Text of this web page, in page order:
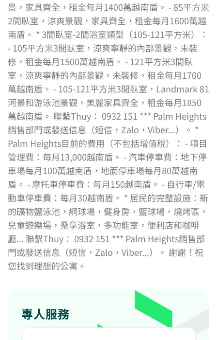
景，家具齊全，租金每月1400萬越南盾。 - 85平方米
2間臥室，涼爽景觀，家具齊全，租金每月1600萬越
南盾。 * 3間臥室-2間浴室類型（105-121平方米）：
- 105平方米3間臥室，涼爽寧靜的內部景觀，未裝
修，租金每月1500萬越南盾。 - 121平方米3間臥
室，涼爽寧靜的內部景觀，未裝修，租金每月1700
萬越南盾。 - 105-121平方米3間臥室，Landmark 81
河景和游泳池景觀，美麗家具齊全，租金每月1850
萬越南盾。 聯繫Thuy： 0932 151 *** Palm Heights
銷售部門或發送信息（短信，Zalo，Viber...）。 *
Palm Heights目前的費用（不包括增值稅）： - 項目
管理費：每月13,000越南盾。 - 汽車停車費：地下停
車場每月100萬越南盾，地面停車場每月80萬越南
盾。 - 摩托車停車費：每月150越南盾。 - 自行車/電
動車停車費：每月30越南盾。 * 居民的完整設施：新
的礦物鹽泳池，網球場，健身房，籃球場，燒烤區，
兒童遊樂場，桑拿浴室，多功能室，便利店和咖啡
廳... 聯繫Thuy： 0932 151 *** Palm Heights銷售部
門或發送信息（短信，Zalo，Viber...）。 謝謝！祝
您找到理想的公寓。
專人服務